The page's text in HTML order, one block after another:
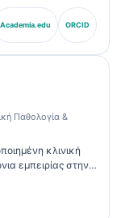
εργαστηριακή
δεδομένων με
Officer στην
εκτενώς
και τη
εργαστηριακής
Academia.edu ORCID
Παθολογία &
κλινική
εμπειρίας στην
πιστοποιήσεις
εκτενώς